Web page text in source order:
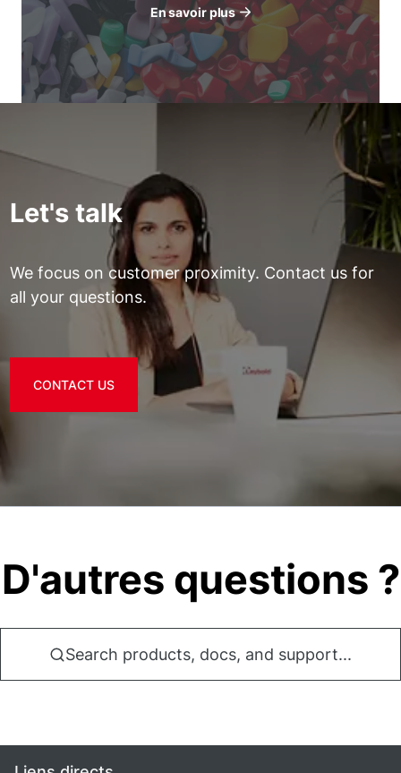
En savoir plus
Let's talk
We focus on customer proximity. Contact us for
all your questions.
CONTACT US
D'autres questions ?
Search products, docs, and support...